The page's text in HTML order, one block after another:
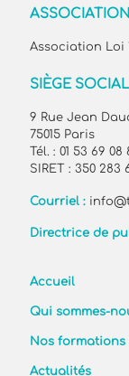
Association Loi
SIÈGE SOCIAL
9 Rue Jean
75015 Paris
Tél. : 01 53 69 08
SIRET : 350 283
Courriel :
Directrice de
Accueil
Qui sommes-
Nos formations
Actualités